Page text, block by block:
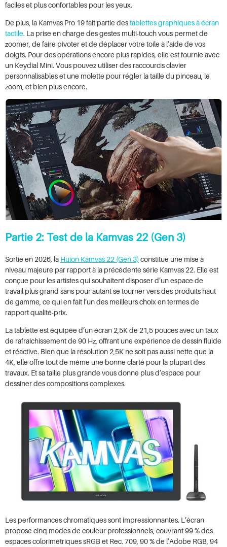
faciles et plus confortables pour les yeux.
De plus, la Kamvas Pro 19 fait partie destablettes graphiques à écran
tactile. La prise en charge des gestes multi-touch vous permet de
zoomer, de faire pivoter et de déplacer votre toile à l’aide de vos
doigts. Pour des opérations encore plus rapides, elle est fournie avec
un Keydial Mini. Vous pouvez utiliser des raccourcis clavier
personnalisables et une molette pour régler la taille du pinceau, le
zoom, et bien plus encore.
Partie 2: Test de la Kamvas 22 (Gen 3)
Sortie en 2026, la Huion Kamvas 22 (Gen 3) constitue une mise à
niveau majeure par rapport à la précédente série Kamvas 22. Elle est
conçue pour les artistes qui souhaitent disposer d’un espace de
travail plus grand sans pour autant se tourner vers des produits haut
de gamme, ce qui en fait l’un des meilleurs choix en termes de
rapport qualité-prix.
La tablette est équipée d’un écran 2,5K de 21,5 pouces avec un taux
de rafraîchissement de 90 Hz, offrant une expérience de dessin fluide
et réactive. Bien que la résolution 2,5K ne soit pas aussi nette que la
4K, elle offre tout de même une bonne clarté pour la plupart des
travaux. Et sa taille plus grande vous donne plus d’espace pour
dessiner des compositions complexes.
Les performances chromatiques sont impressionnantes. L’écran
propose cinq modes de couleur professionnels, couvrant 99 % des
espaces colorimétriques sRGB et Rec. 709, 90 % de l’Adobe RGB, 94